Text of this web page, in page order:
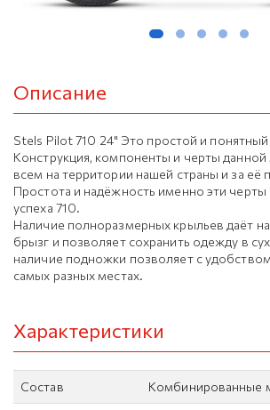
Описание
Stels Pilot 710 24" Это простой и
Конструкция, компоненты и черты
всем на территории нашей страны и за её
Простота и надёжность именно эти
успеха 710.
Наличие полноразмерных крыльев даёт
брызг и позволяет сохранить одежду в
наличие подножки позволяет с
самых разных местах.
Характеристики
Состав Комбинированные